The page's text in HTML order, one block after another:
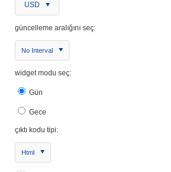
USD
güncelleme aralığını seç:
No Interval
widget modu seç:
Gün
Gece
çıktı kodu tipi:
Html